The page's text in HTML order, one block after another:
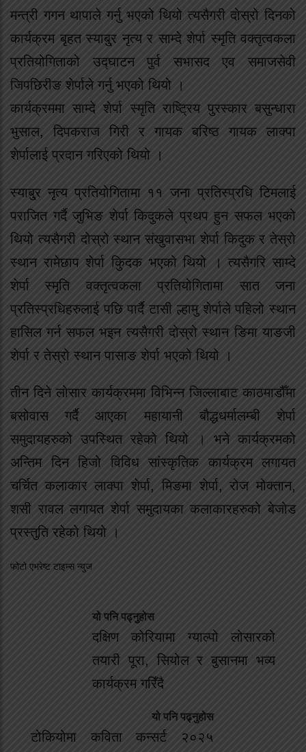
मन्त्री गगन थापाले गर्नु भएको थियो त्यसैगरी दोस्रो दिनको
कार्यक्रम बृहत स्याबु्र नृत्य र साम्दे शेर्पा स्मृति वक्तृत्वकला
प्रतियोगिताको उद्घाटन पुर्व सभासद एव समाजसेवी
जिपछिरीङ शेर्पाले गर्नु भएको थियो ।
कार्यक्रममा साम्दे शेर्पा स्मृति राष्ट्रिय पुरस्कार बसुन्धारा
भुसाल, दिपकराज गिरी र गायक बरिष्ठ गायक लाक्पा
शेर्पालाई प्रदान गरिएको थियो ।
स्याबु्र नृत्य प्रतियोगितामा ११ जना प्रतिस्प्रधि टिमलाई
पराजित गर्दै जुभिङ शेर्पा किदुकले प्रथप हुन सफल भएको
थियो त्यसैगरी दोस्रो स्थान संखुवासभा शेर्पा किदुक र तेस्रो
स्थान रामेछाप शेर्पा किुदक भएको थियो । त्यसैगरि साम्दे
शेर्पा स्मृति वक्तृत्वकला प्रतियोगितामा सात जना
प्रतिस्प्रधिहरुलाई पछि पार्दै टासी ल्हामु शेर्पाले पहिलो स्थान
हासिल गर्न सफल भइन त्यसैगरी दोस्रो स्थान ङिमा याङजी
शेर्पा र तेस्रो स्थान पासाङ शेर्पा भएको थियो ।
तीन दिने लोसार कार्यक्रममा विभिन्न जिल्लाबाट काठमाडौँमा
बसोवास गर्दै आएका महायानी बौद्धधर्मालम्बी शेर्पा
समुदायहरुको उपस्थित रहेको थियो । भने कार्यक्रमको
अन्तिम दिन हिजो विविध सांस्कृतिक कार्यक्रम लगायत
चर्चित कलाकार लाक्पा शेर्पा, मिङमा शेर्पा, रोज मोक्तान,
शसी रावल लगायत शेर्पा समुदायका कलाकारहरुको बेजोड
प्रस्तुति रहेको थियो ।
फोटो एभरेष्ट टाइम्स न्युज
यो पनि पढ्नुहोस
दक्षिण कोरियामा ग्याल्पो लोसारको
तयारी पूरा, सियोल र बुसानमा भव्य
कार्यक्रम गरिँदै
यो पनि पढ्नुहोस
टोकियोमा कविता कन्सर्ट २०२५